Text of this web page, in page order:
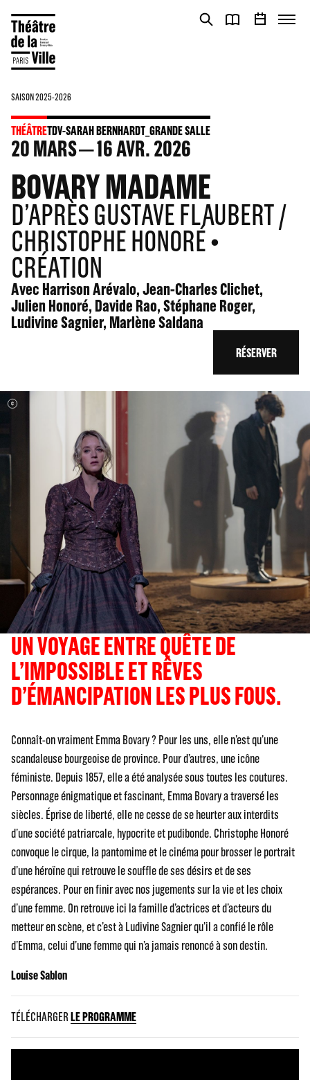
SAISON 2025-2026
THÉÂTRETDV-SARAH BERNHARDT_GRANDE SALLE
20MARS 16AVR. 2026
BOVARY MADAME
D’APRÈS GUSTAVE FLAUBERT /
CHRISTOPHE HONORÉ •
CRÉATION
Avec Harrison Arévalo, Jean-Charles Clichet,
Julien Honoré, Davide Rao, Stéphane Roger,
Ludivine Sagnier, Marlène Saldana
RÉSERVER
UN VOYAGE ENTRE QUÊTE DE
L’IMPOSSIBLE ET RÊVES
D’ÉMANCIPATION LES PLUS FOUS.
Connaît-on vraiment Emma Bovary ? Pour les uns, elle n’est qu’une
scandaleuse bourgeoise de province. Pour d’autres, une icône
féministe. Depuis 1857, elle a été analysée sous toutes les coutures.
Personnage énigmatique et fascinant, Emma Bovary a traversé les
siècles. Éprise de liberté, elle ne cesse de se heurter aux interdits
d’une société patriarcale, hypocrite et pudibonde. Christophe Honoré
convoque le cirque, la pantomime et le cinéma pour brosser le portrait
d’une héroïne qui retrouve le souffle de ses désirs et de ses
espérances. Pour en finir avec nos jugements sur la vie et les choix
d’une femme. On retrouve ici la famille d’actrices et d’acteurs du
metteur en scène, et c’est à Ludivine Sagnier qu’il a confié le rôle
d’Emma, celui d’une femme qui n’a jamais renoncé à son destin.
Louise Sablon
TÉLÉCHARGERLE PROGRAMME